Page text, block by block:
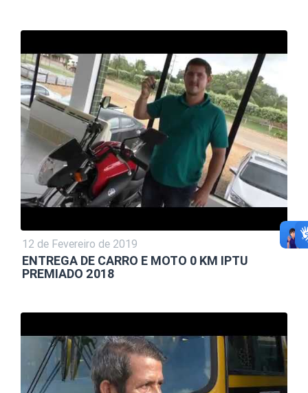
12 de Fevereiro de 2019
ENTREGA DE CARRO E MOTO 0 KM IPTU
PREMIADO 2018